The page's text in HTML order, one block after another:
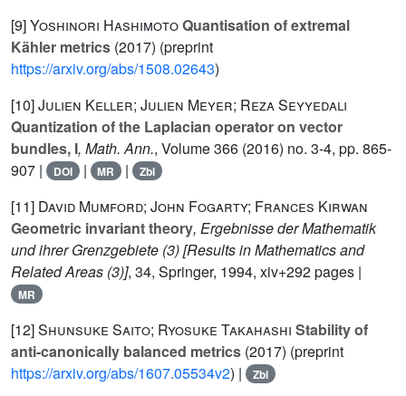
[9]Yoshinori HashimotoQuantisation of extremal
Kähler metrics (2017) (preprint
https://arxiv.org/abs/1508.02643)
[10]Julien Keller; Julien Meyer; Reza Seyyedali
Quantization of the Laplacian operator on vector
bundles, I, Math. Ann., Volume 366 (2016) no. 3-4, pp. 865-
907 |
DOI | MR | Zbl
[11] David Mumford; John Fogarty; Frances Kirwan
Geometric invariant theory, Ergebnisse der Mathematik
und ihrer Grenzgebiete (3) [Results in Mathematics and
Related Areas (3)], 34, Springer, 1994, xiv+292 pages |
MR
[12]Shunsuke Saito; Ryosuke Takahashi Stability of
anti-canonically balanced metrics (2017) (preprint
https://arxiv.org/abs/1607.05534v2) | Zbl